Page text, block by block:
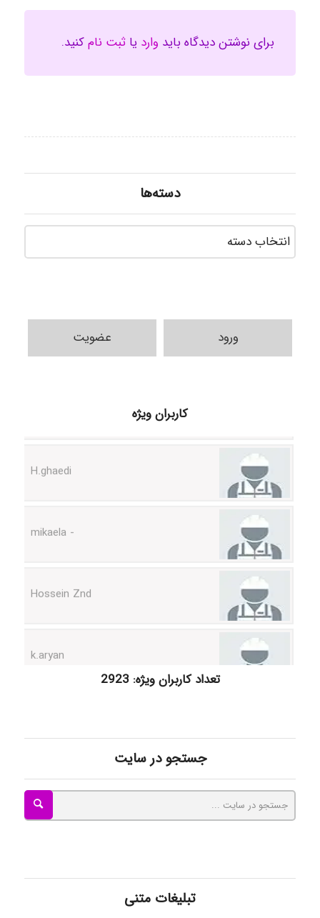
برای نوشتن دیدگاه باید وارد یا ثبت نامکنید.
دسته‌ها
ورود عضویت
کاربران ویژه
Radman Amini
Mohammad
تعداد کاربران ویژه: 2923
جستجو در سایت
تبلیغات متنی